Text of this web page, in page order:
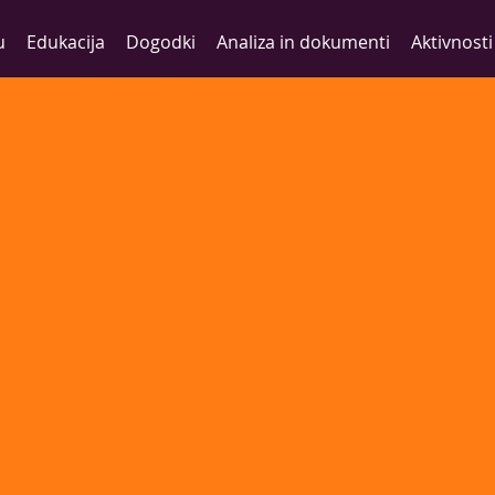
Edukacija Dogodki Analiza in dokumenti Aktivnosti